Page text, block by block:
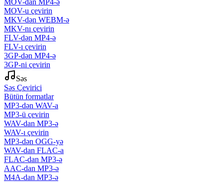
MOV-dan MP4-ə
MOV-u çevirin
MKV-dən WEBM-ə
MKV-nı çevirin
FLV-dən MP4-ə
FLV-ı çevirin
3GP-dən MP4-ə
3GP-ni çevirin
Səs
Səs Çevirici
Bütün formatlar
MP3-dən WAV-a
MP3-ü çevirin
WAV-dan MP3-ə
WAV-ı çevirin
MP3-dən OGG-yə
WAV-dan FLAC-a
FLAC-dan MP3-ə
AAC-dan MP3-ə
M4A-dan MP3-ə